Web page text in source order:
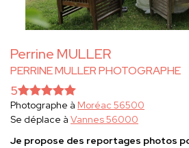
Perrine MULLER
PERRINE MULLER PHOTOGRAPHE
5
Photographe à Moréac 56500
Se déplace à Vannes 56000
Je propose des reportages photos